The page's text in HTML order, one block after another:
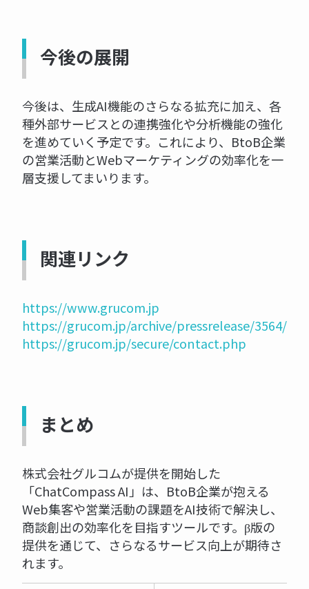
今後の展開
今後は、生成AI機能のさらなる拡充に加え、各
種外部サービスとの連携強化や分析機能の強化
を進めていく予定です。これにより、BtoB企業
の営業活動とWebマーケティングの効率化を一
層支援してまいります。
関連リンク
https://www.grucom.jp
https://grucom.jp/archive/pressrelease/3564/
https://grucom.jp/secure/contact.php
まとめ
株式会社グルコムが提供を開始した
「ChatCompass AI」は、BtoB企業が抱える
Web集客や営業活動の課題をAI技術で解決し、
商談創出の効率化を目指すツールです。β版の
提供を通じて、さらなるサービス向上が期待さ
れます。